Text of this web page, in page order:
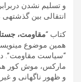
و تسليم نشدن
انتقالی بين گذشتهی
کتاب “مقاومت،
ھمين موضوع
“سياست مقاومت”. در
مارکس، موش کور
و ظھور ناگھانی و